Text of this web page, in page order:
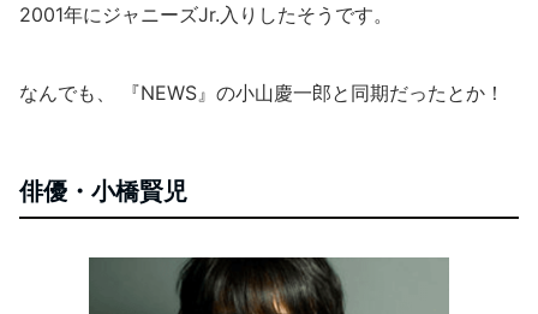
2001年にジャニーズJr.入りしたそうです。
なんでも、 『NEWS』の小山慶一郎と同期だったとか！
俳優・小橋賢児